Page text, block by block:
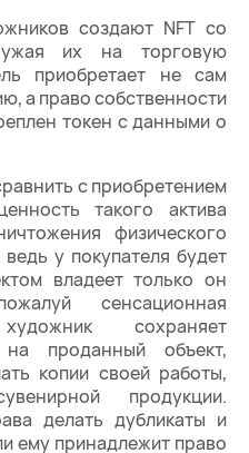
создают NFT со
их на торговую
приобретает не сам
а право собственности
токен с данными о
с приобретением
такого актива
физического
у покупателя будет
владеет только он
сенсационная
сохраняет
проданный объект,
копии своей работы,
продукции.
делать дубликаты и
ему принадлежит право